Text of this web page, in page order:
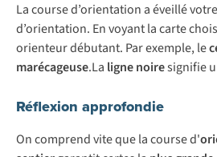
La course d’orientation a éveillé
d’orientation. En voyant la carte
orienteur débutant. Par exemple, le
marécageuse.La ligne noiresignifie
Réflexion approfondie
On comprend vite que la course d'